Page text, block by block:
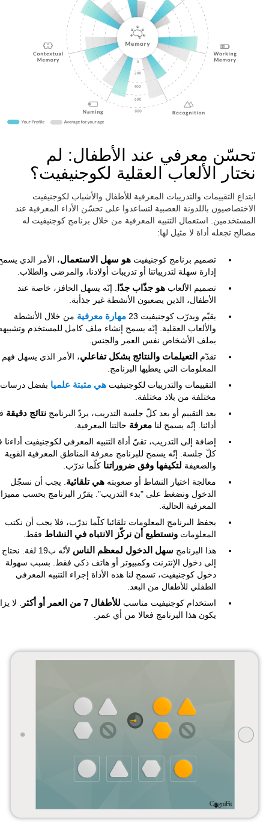
تحسّن معرفي عند الأطفال: لم
نختار الألعاب العقلية لكوجنيفيت؟
ابتداع التقييمات والتدريبات المعرفية للأطفال والأشباب لكوجنيفيت
الاختصاصيون باللدونة العصبية لتساعدوا على تحسّن الأداء المعرفية عند
المستخدمين. استعمال التنبيه المعرفية من خلال برنامج كوجنيفيت له
مصالح تجعله أداة لا مثيل لها:
تصميم برنامج كوجنيفيت هو سهل الاستعمال، الأمر الذي
إدارة سهلة لتدريباتنا أو تدريبات أولادنا، والمرضى والطلاب.
تصميم الألعاب هو جذّاب جدّا
. إنّه يسهل الحافز، خاصة عند
الأطفال، الذين يصعبون الأنشطة غير جذأبة.
يقيّم ويدرّب كوجنيفيت 23
مهارة معرفية من خلال الأنشطة
والألعاب العقلية. إنّه يسمح إنشاء ملف كامل للمستخدم
بملف الأشخاص نفس العمر والجنس.
تقدّم
التعيلمات والنتائج بشكل تفاعلي، الأمر الذي يسهل فهم
المعلومات التي يعطيها البرنامج.
التقييمات والتدريبات لكوجنيفيت هي مثبتة علميا بفضل درسات
مختلفة من بلاد مختلفة.
بعد التقييم أو بعد كلّ جلسة التدريب، يردّ البرنامج نتائج دقيقة
أدائنا. إنّه يسمح لنا معرفة حالتنا المعرفية.
إضافة إلى التدريب، تقيّ أداة التنبيه المعرفي لكوجنيفيت
كلّ جلسة. إنّه يسمح للبرنامج معرفة المناطق المعرفية القوية
والضعيفة لتكيفها وفق ضروراتنا كلّما ندرّب.
معالجة اختيار النشاط أو صعوبته هي تلقائية . يجب أن نسجّل
الدخول ونضغط على "بدء التدريب". يقرّر البرنامج بحسب
المعرفية الحالية.
يحفظ البرنامج المعلومات تلقائيا كلّما ندرّب، فلا يجب أن نكتب
المعلومات ونستطيع أن نركّز الانتباه في النشاط فقط.
هذا البرنامج سهل الدخول لمعظم الناس
لأنّه ب19 لغة. نحتاج
إلى دخول الإنترنت وكمبيوتر أو هاتف ذكي فقط. بسبب سهولة
دخول كوجنيفيت، تسمح لنا هذه الأداة إجراء التنبيه المعرفي
الطفلي للأطفال من البعد.
استخدام كوجنيفيت مناسب للأطفال 7 من العمر أو أكثر
. لا
يكون هذا البرنامج فعالا من أي عمر.